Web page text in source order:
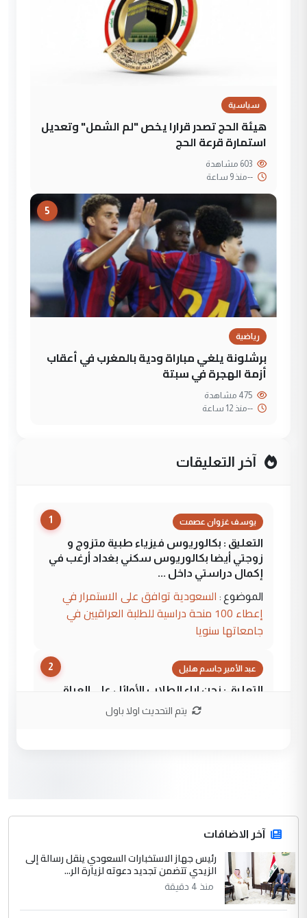
سياسية
هيئة الحج تصدر قرارا يخص "لم الشمل" وتعديل
استمارة قرعة الحج
--منذ 9 ساعة
5
رياضية
برشلونة يلغي مباراة ودية بالمغرب في أعقاب
أزمة الهجرة في سبتة
--منذ 12 ساعة
آخر التعليقات
1 يوسف غزوان عصمت
التعليق : بكالوريوس فيزياء طبية متزوج و
زوجتي أيضا بكالوريوس سكني بغداد أرغب في
إكمال دراستي داخل ...
الموضوع : السعودية توافق على الاستمرار في
إعطاء 100 منحة دراسية للطلبة العراقيين في
جامعاتها سنويا
2 عبد الأمير جاسم هليل
التعليق : نحن اباء الطلاب الأوائل على العراق
نتشرف بلقاء السيد احمد الصافي في العتبات
التعليق : قرار مستعجل جدا ولامصلحة فيه
للوزاره ولا للمواطن القرار الصائب يكون بعد
الاستماع للمدير ومغرفة ...
الموضوع :
وزير الصحة يعفي مدير مستشفى الكرخ
العام في بغداد
يتم التحديث اولا باول
آخر الاضافات
رئيس جهاز الاستخبارات السعودي ينقل رسالة إلى
الزيدي تتضمن تجديد دعوته لزيارة الر...
منذ 4 دقيقة